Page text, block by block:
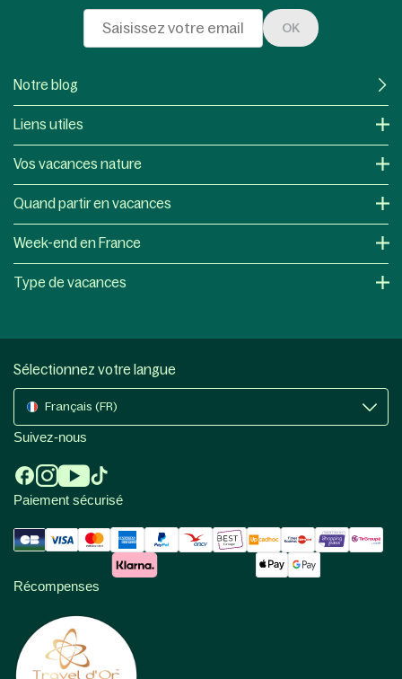
OK
Notre blog
Liens utiles
Vos vacances nature
Quand partir en vacances
Week-end en France
Type de vacances
Sélectionnez votre langue
Français (FR)
Suivez-nous
Paiement sécurisé
Récompenses